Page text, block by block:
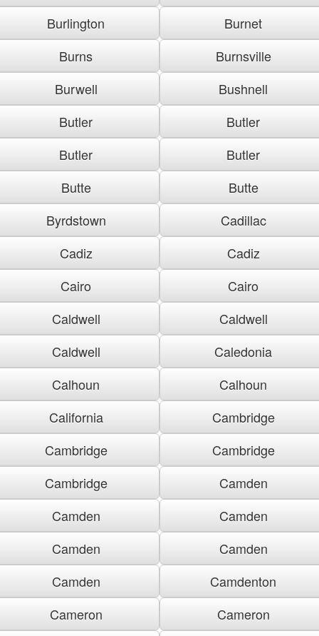
Burlington
Burnet
Burns
Burnsville
Burwell
Bushnell
Butler
Butler
Butler
Butler
Butte
Butte
Byrdstown
Cadillac
Cadiz
Cadiz
Cairo
Cairo
Caldwell
Caldwell
Caldwell
Caledonia
Calhoun
Calhoun
California
Cambridge
Cambridge
Cambridge
Cambridge
Camden
Camden
Camden
Camden
Camden
Camden
Camdenton
Cameron
Cameron